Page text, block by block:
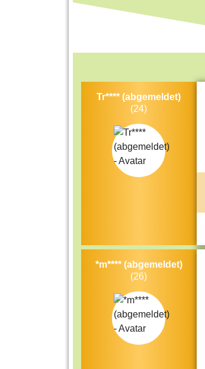
Tr**** (abgemeldet)
(24)
*m**** (abgemeldet)
(26)